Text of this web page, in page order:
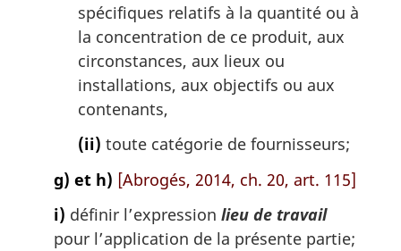
spécifiques relatifs à la quantité ou à
la concentration de ce produit, aux
circonstances, aux lieux ou
installations, aux objectifs ou aux
contenants,
(ii) toute catégorie de fournisseurs;
g) et h) [Abrogés, 2014, ch. 20, art. 115]
i) définir l’expression lieu de travail
pour l’application de la présente partie;